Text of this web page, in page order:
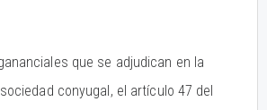
que se adjudican en la
conyugal, el artículo 47 del